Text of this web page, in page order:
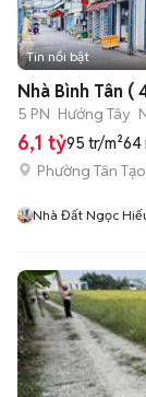
Tin nổi bật
Nhà Bình Tân (
5 PN Hướng Tây
6,1 tỷ95 tr/m²64
Phường Tân Tạo
Nhà Đất Ngọc